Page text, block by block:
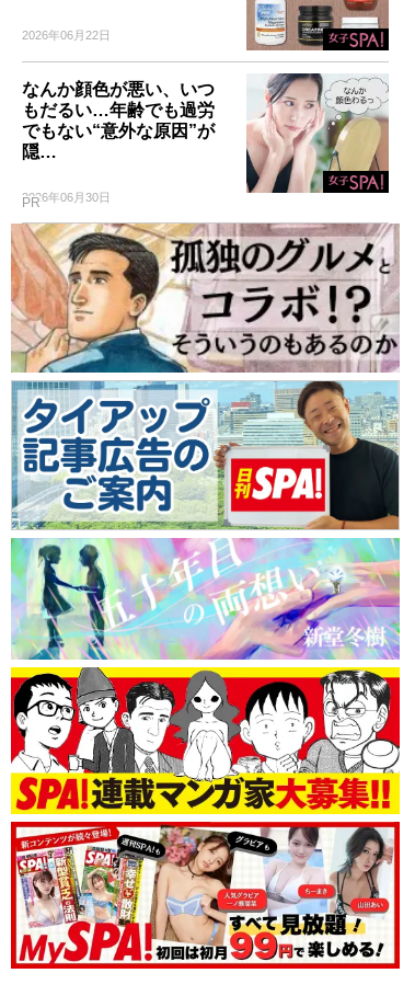
2026年06月22日
なんか顔色が悪い、いつ
もだるい…年齢でも過労
でもない“意外な原因”が
隠…
2026年06月30日
PR